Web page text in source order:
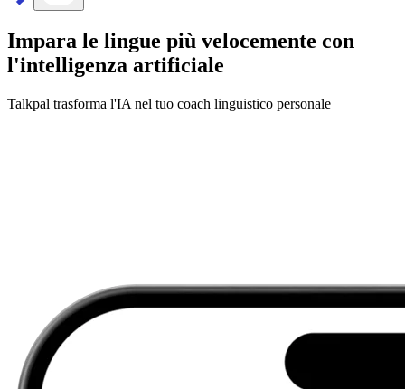
Impara le lingue più velocemente con
l'intelligenza artificiale
Talkpal trasforma l'IA nel tuo coach linguistico personale